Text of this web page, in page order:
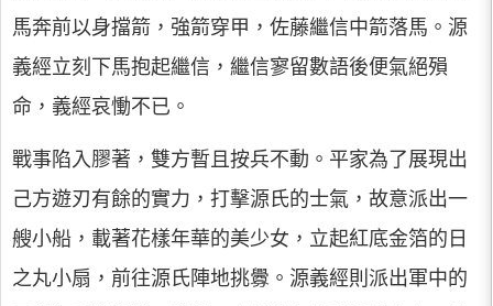
馬奔前以身擋箭，強箭穿甲，佐藤繼信中箭落馬。源
義經立刻下馬抱起繼信，繼信寥留數語後便氣絕殞
命，義經哀慟不已。
戰事陷入膠著，雙方暫且按兵不動。平家為了展現出
己方遊刃有餘的實力，打擊源氏的士氣，故意派出一
艘小船，載著花樣年華的美少女，立起紅底金箔的日
之丸小扇，前往源氏陣地挑釁。源義經則派出軍中的